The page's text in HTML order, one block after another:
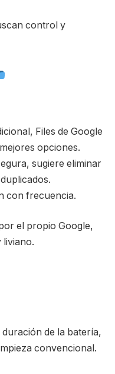
control y
Files de Google
opciones.
sugiere eliminar
con frecuencia.
el propio Google,
liviano.
de la batería,
convencional.